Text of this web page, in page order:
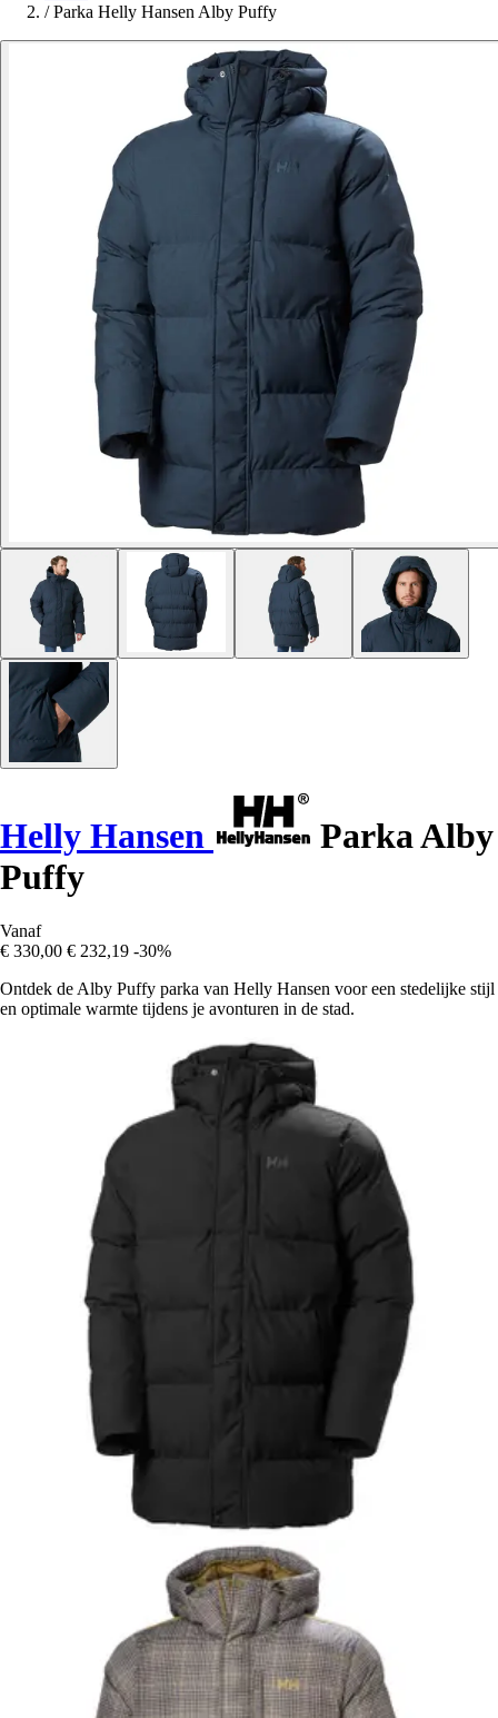
/ Parka Helly Hansen Alby Puffy
Helly Hansen
Parka Alby
Puffy
Vanaf
€ 330,00 € 232,19 -30%
Ontdek de Alby Puffy parka van Helly Hansen voor een stedelijke stijl
en optimale warmte tijdens je avonturen in de stad.